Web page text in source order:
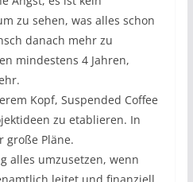
zu sehen, was alles schon
danach mehr zu
mindestens 4 Jahren,
Kopf, Suspended Coffee
zu etablieren. In
große Pläne.
alles umzusetzen, wenn